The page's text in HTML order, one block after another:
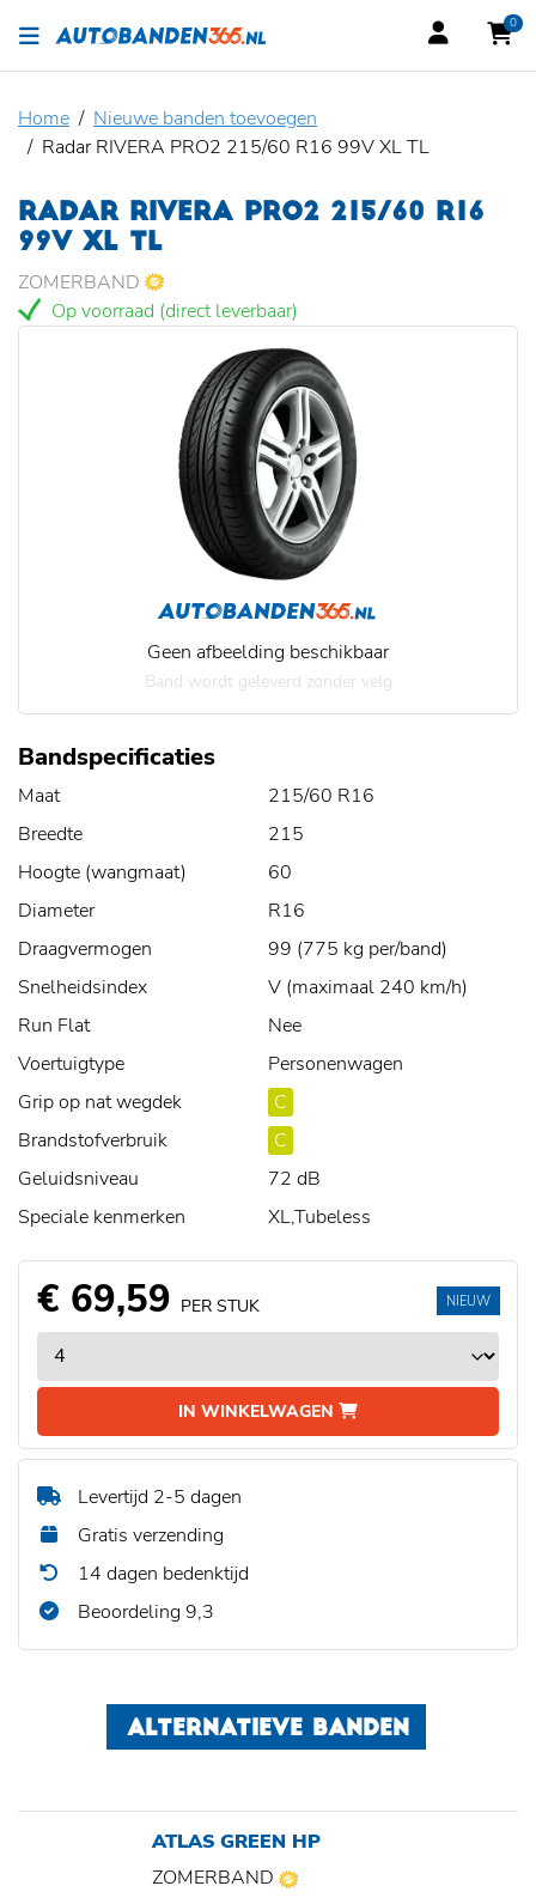
0
Home
Nieuwe banden toevoegen
Radar RIVERA PRO2 215/60 R16 99V XL TL
RADAR RIVERA PRO2 215/60 R16
99V XL TL
ZOMERBAND
Op voorraad (direct leverbaar)
Geen afbeelding beschikbaar
Band wordt geleverd zonder velg
Bandspecificaties
Maat
215/60 R16
Breedte
215
Hoogte (wangmaat)
60
Diameter
R16
Draagvermogen
99 (775 kg per/band)
Snelheidsindex
V (maximaal 240 km/h)
Run Flat
Nee
Voertuigtype
Personenwagen
Grip op nat wegdek
C
Brandstofverbruik
C
Geluidsniveau
72 dB
Speciale kenmerken
XL,Tubeless
€ 69,59 PER STUK
IN WINKELWAGEN
NIEUW
Levertijd 2-5 dagen
Gratis verzending
14 dagen bedenktijd
Beoordeling 9,3
ALTERNATIEVE BANDEN
ATLAS GREEN HP
ZOMERBAND